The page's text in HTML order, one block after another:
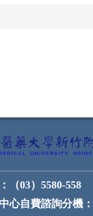
（03）5580-558
心自費諮詢分機：